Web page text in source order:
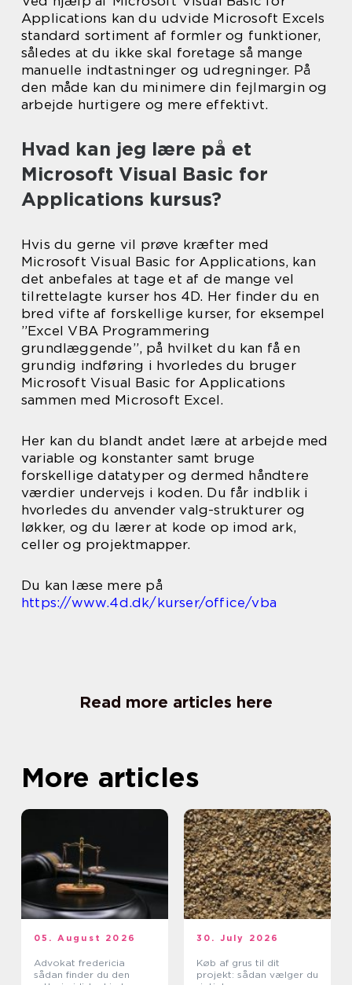
Applications kan du udvide Microsoft Excels
standard sortiment af formler og funktioner,
således at du ikke skal foretage så mange
manuelle indtastninger og udregninger. På
den måde kan du minimere din fejlmargin og
arbejde hurtigere og mere effektivt.
Hvad kan jeg lære på et
Microsoft Visual Basic for
Applications kursus?
Hvis du gerne vil prøve kræfter med
Microsoft Visual Basic for Applications, kan
det anbefales at tage et af de mange vel
tilrettelagte kurser hos 4D. Her finder du en
bred vifte af forskellige kurser, for eksempel
”Excel VBA Programmering
grundlæggende”, på hvilket du kan få en
grundig indføring i hvorledes du bruger
Microsoft Visual Basic for Applications
sammen med Microsoft Excel.
Her kan du blandt andet lære at arbejde med
variable og konstanter samt bruge
forskellige datatyper og dermed håndtere
værdier undervejs i koden. Du får indblik i
hvorledes du anvender valg-strukturer og
løkker, og du lærer at kode op imod ark,
celler og projektmapper.
Du kan læse mere på
https://www.4d.dk/kurser/office/vba
Read more articles here
More articles
05. August 2026
Advokat fredericia
sådan finder du den
30. July 2026
Køb af grus til dit
projekt: sådan vælger du